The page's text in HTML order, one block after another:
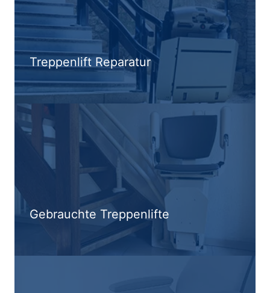
Treppenlift Reparatur
Gebrauchte Treppenlifte